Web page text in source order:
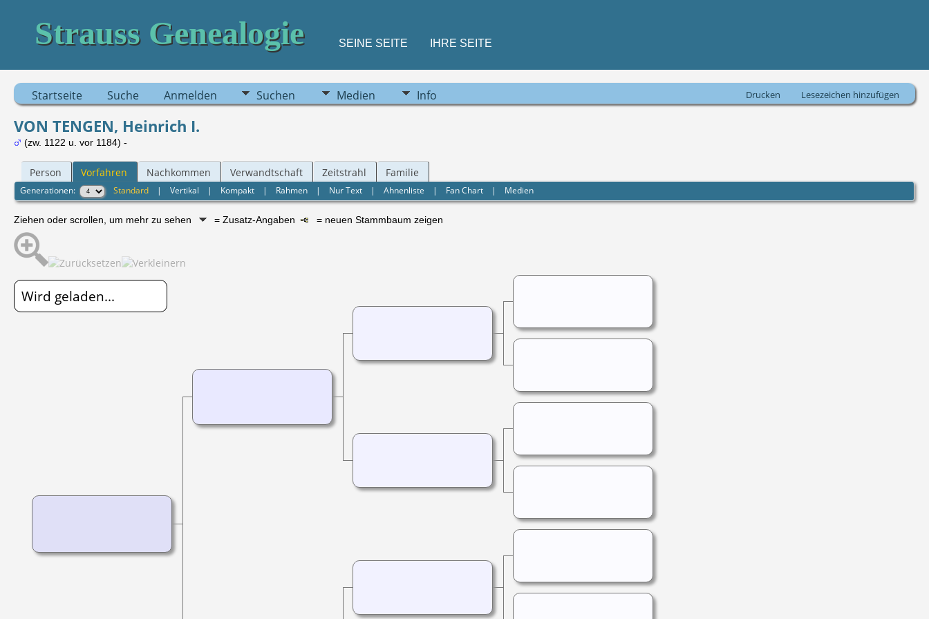
Strauss Genealogie SEINE SEITE IHRE SEITE
Startseite Suche Anmelden Suchen Medien Info Drucken Lesezeichen hinzufügen
VON TENGEN, Heinrich I.
(zw. 1122 u. vor 1184) -
Person Vorfahren Nachkommen Verwandtschaft Zeitstrahl Familie
Generationen: Standard |Vertikal | Kompakt | Rahmen | Nur Text |Ahnenliste | Fan Chart | Medien
Ziehen oder scrollen, um mehr zu sehen = Zusatz-Angaben = neuen Stammbaum zeigen
Wird geladen...